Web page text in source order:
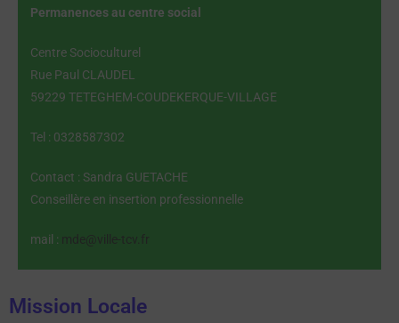
Permanences au centre social
Centre Socioculturel
Rue Paul CLAUDEL
59229 TETEGHEM-COUDEKERQUE-VILLAGE
Tel : 0328587302
Contact : Sandra GUETACHE
Conseillère en insertion professionnelle
mail : mde@ville-tcv.fr
Mission Locale